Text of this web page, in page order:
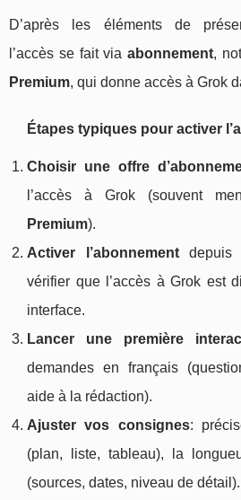
D’après les éléments de
l’accès se fait viaabonnement,
Premium, qui donne accès à Grok
Étapes typiques pour activer
Choisir une offre
l’accès à Grok (souvent
Premium).
Activer l’abonnementdepuis
vérifier que l’accès à Grok est
interface.
Lancer une première
demandes en français
aide à la rédaction).
Ajuster vos consignes:
(plan, liste, tableau), la
(sources, dates, niveau de détail).